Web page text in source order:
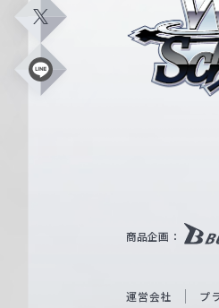
X
L
ス
W
i
商品企画：
運営会社 プ